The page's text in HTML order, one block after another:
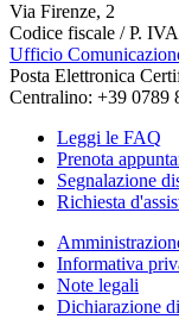
Via Firenze, 2
Codice fiscale / P.
Ufficio
Posta Elettronica
Centralino: +39 0789
Leggi le FAQ
Prenota
Segnalazione
Richiesta
Informativa
Note legali
Dichiarazione